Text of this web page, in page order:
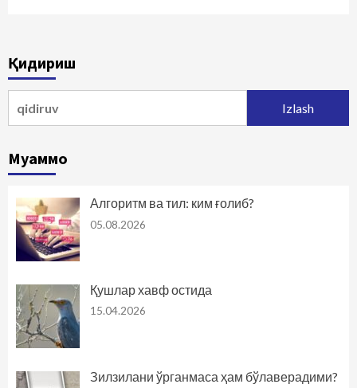
Қидириш
Муаммо
Алгоритм ва тил: ким ғолиб?
05.08.2026
Қушлар хавф остида
15.04.2026
Зилзилани ўрганмаса ҳам бўлаверадими?